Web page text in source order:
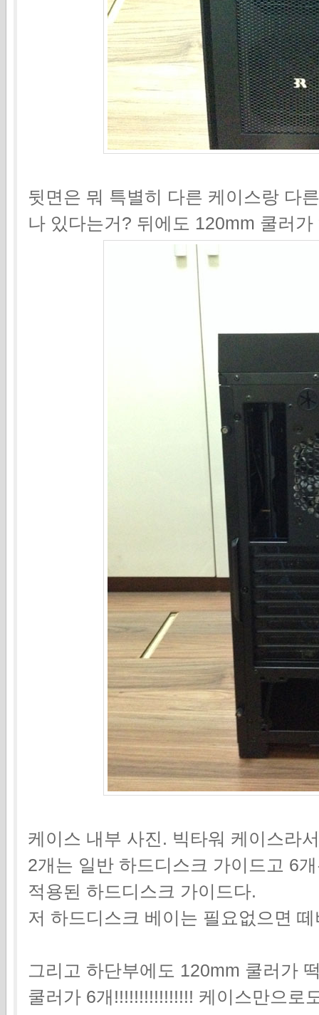
뒷면은 뭐 특별히 다른 케이스랑 다
나 있다는거? 뒤에도 120mm 쿨러가
케이스 내부 사진. 빅타워 케이스라
2개는 일반 하드디스크 가이드고 6
적용된 하드디스크 가이드다.
저 하드디스크 베이는 필요없으면
그리고 하단부에도 120mm 쿨러가
쿨러가 6개!!!!!!!!!!!!!!!! 케이스만으로